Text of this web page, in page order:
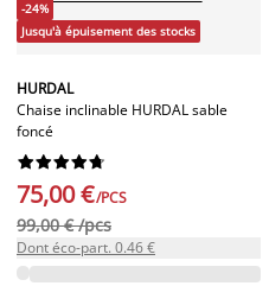
-24%
Jusqu'à épuisement des stocks
HURDAL
Chaise inclinable HURDAL sable
foncé






75,00 €/PCS
99,00 € /pcs
Dont éco-part. 0.46 €